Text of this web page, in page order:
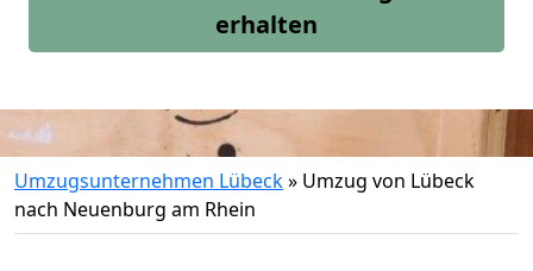
erhalten
Umzugsunternehmen Lübeck» Umzug von Lübeck
nach Neuenburg am Rhein